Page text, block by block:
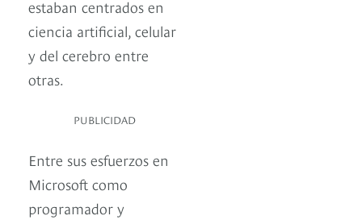
estaban centrados en
ciencia artificial, celular
y del cerebro entre
otras.
PUBLICIDAD
Entre sus esfuerzos en
Microsoft como
programador y